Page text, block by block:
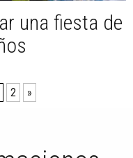
una fiesta de
2 »